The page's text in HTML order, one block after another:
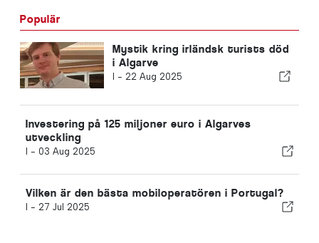
Populär
Mystik kring irländsk turists död
i Algarve
I - 22 Aug 2025
Investering på 125 miljoner euro i Algarves
utveckling
I - 03 Aug 2025
Vilken är den bästa mobiloperatören i Portugal?
I - 27 Jul 2025